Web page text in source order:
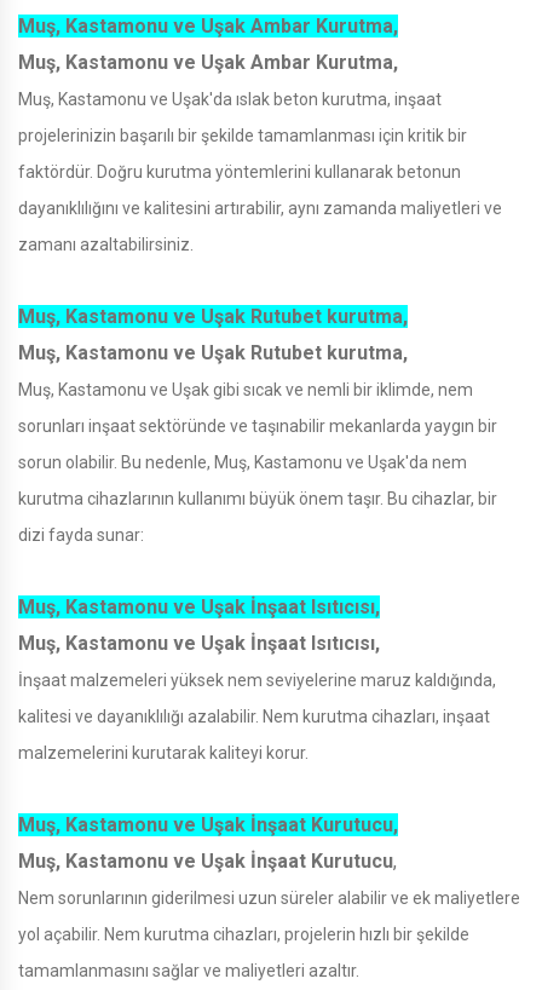
Muş, Kastamonu ve Uşak Ambar Kurutma,
Muş, Kastamonu ve Uşak Ambar Kurutma,
Muş, Kastamonu ve Uşak'da ıslak beton kurutma, inşaat
projelerinizin başarılı bir şekilde tamamlanması için kritik bir
faktördür. Doğru kurutma yöntemlerini kullanarak betonun
dayanıklılığını ve kalitesini artırabilir, aynı zamanda maliyetleri ve
zamanı azaltabilirsiniz.
Muş, Kastamonu ve Uşak Rutubet kurutma,
Muş, Kastamonu ve Uşak Rutubet kurutma,
Muş, Kastamonu ve Uşak gibi sıcak ve nemli bir iklimde, nem
sorunları inşaat sektöründe ve taşınabilir mekanlarda yaygın bir
sorun olabilir. Bu nedenle, Muş, Kastamonu ve Uşak'da nem
kurutma cihazlarının kullanımı büyük önem taşır. Bu cihazlar, bir
dizi fayda sunar:
Muş, Kastamonu ve Uşak İnşaat Isıtıcısı,
Muş, Kastamonu ve Uşak İnşaat Isıtıcısı,
İnşaat malzemeleri yüksek nem seviyelerine maruz kaldığında,
kalitesi ve dayanıklılığı azalabilir. Nem kurutma cihazları, inşaat
malzemelerini kurutarak kaliteyi korur.
Muş, Kastamonu ve Uşak İnşaat Kurutucu,
Muş, Kastamonu ve Uşak İnşaat Kurutucu,
Nem sorunlarının giderilmesi uzun süreler alabilir ve ek maliyetlere
yol açabilir. Nem kurutma cihazları, projelerin hızlı bir şekilde
tamamlanmasını sağlar ve maliyetleri azaltır.